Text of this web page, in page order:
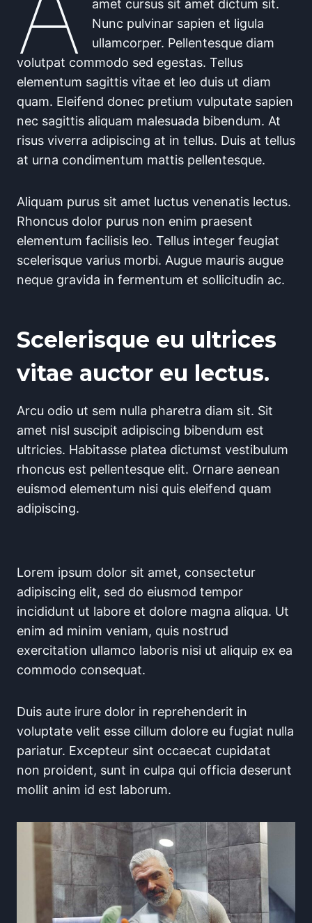
amet cursus sit amet dictum sit.
Nunc pulvinar sapien et ligula
ullamcorper. Pellentesque diam
volutpat commodo sed egestas. Tellus
elementum sagittis vitae et leo duis ut diam
quam. Eleifend donec pretium vulputate sapien
nec sagittis aliquam malesuada bibendum. At
risus viverra adipiscing at in tellus. Duis at tellus
at urna condimentum mattis pellentesque.
Aliquam purus sit amet luctus venenatis lectus.
Rhoncus dolor purus non enim praesent
elementum facilisis leo. Tellus integer feugiat
scelerisque varius morbi. Augue mauris augue
neque gravida in fermentum et sollicitudin ac.
Scelerisque eu ultrices
vitae auctor eu lectus.
Arcu odio ut sem nulla pharetra diam sit. Sit
amet nisl suscipit adipiscing bibendum est
ultricies. Habitasse platea dictumst vestibulum
rhoncus est pellentesque elit. Ornare aenean
euismod elementum nisi quis eleifend quam
adipiscing.
Lorem ipsum dolor sit amet, consectetur
adipiscing elit, sed do eiusmod tempor
incididunt ut labore et dolore magna aliqua. Ut
enim ad minim veniam, quis nostrud
exercitation ullamco laboris nisi ut aliquip ex ea
commodo consequat.
Duis aute irure dolor in reprehenderit in
voluptate velit esse cillum dolore eu fugiat nulla
pariatur. Excepteur sint occaecat cupidatat
non proident, sunt in culpa qui officia deserunt
mollit anim id est laborum.